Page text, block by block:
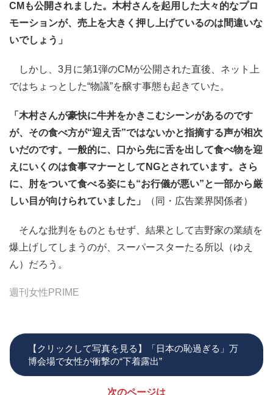
CMも公開されました。木村さんを起用した大々的なプロ
モーションが、売上を大きく押し上げているのは間違いな
いでしょう」
しかし、3月に第1弾のCMが公開された直後、ネット上
ではちょっとした“物議”を醸す事態も起きていた。
「木村さんが豪快に牛丼をかきこむシーンがあるのです
が、その食べ方が“迎え舌”ではないかと指摘する声が相次
いだのです。一般的に、口から先に舌を出して食べ物を迎
えにいくのは食事マナーとしてNGとされています。さら
に、肘をついて食べる姿にも“お行儀が悪い”と一部から厳
しい目が向けられていました」
（同・広告業界関係者）
そんな批判をものともせず、結果として吉野家の業績を
爆上げしてしまうのが、スーパースターたる所以（ゆえ
ん）だろう。
週刊女性PRIME
【クリックして写真を見る】「日本の恥過ぎる」万
博会場で女性が衝撃の“下着露出”
次のページは